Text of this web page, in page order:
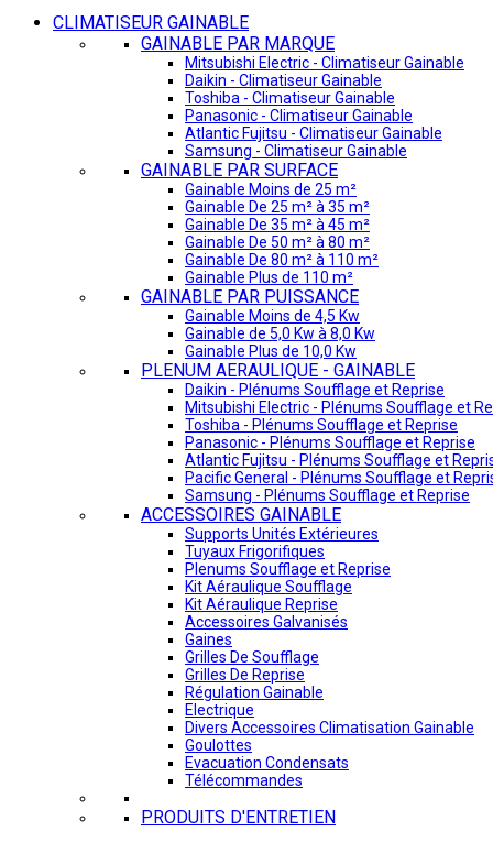
CLIMATISEUR GAINABLE
GAINABLE PAR MARQUE
Mitsubishi Electric - Climatiseur Gainable
Daikin - Climatiseur Gainable
Toshiba - Climatiseur Gainable
Panasonic - Climatiseur Gainable
Atlantic Fujitsu - Climatiseur Gainable
Samsung - Climatiseur Gainable
GAINABLE PAR SURFACE
Gainable Moins de 25 m²
Gainable De 25 m² à 35 m²
Gainable De 35 m² à 45 m²
Gainable De 50 m² à 80 m²
Gainable De 80 m² à 110 m²
Gainable Plus de 110 m²
GAINABLE PAR PUISSANCE
Gainable Moins de 4,5 Kw
Gainable de 5,0 Kw à 8,0 Kw
Gainable Plus de 10,0 Kw
PLENUM AERAULIQUE - GAINABLE
Daikin - Plénums Soufflage et Reprise
Mitsubishi Electric - Plénums Soufflage et
Toshiba - Plénums Soufflage et Reprise
Panasonic - Plénums Soufflage et Reprise
Atlantic Fujitsu - Plénums Soufflage et
Pacific General - Plénums Soufflage et
Samsung - Plénums Soufflage et Reprise
ACCESSOIRES GAINABLE
Supports Unités Extérieures
Tuyaux Frigorifiques
Plenums Soufflage et Reprise
Kit Aéraulique Soufflage
Kit Aéraulique Reprise
Accessoires Galvanisés
Gaines
Grilles De Soufflage
Grilles De Reprise
Régulation Gainable
Electrique
Divers Accessoires Climatisation Gainable
Goulottes
Evacuation Condensats
Télécommandes
PRODUITS D'ENTRETIEN